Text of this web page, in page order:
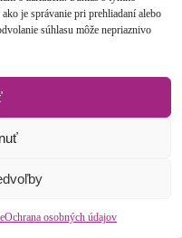
je správanie pri prehliadaní alebo
súhlasu môže nepriaznivo
Ochrana osobných údajov